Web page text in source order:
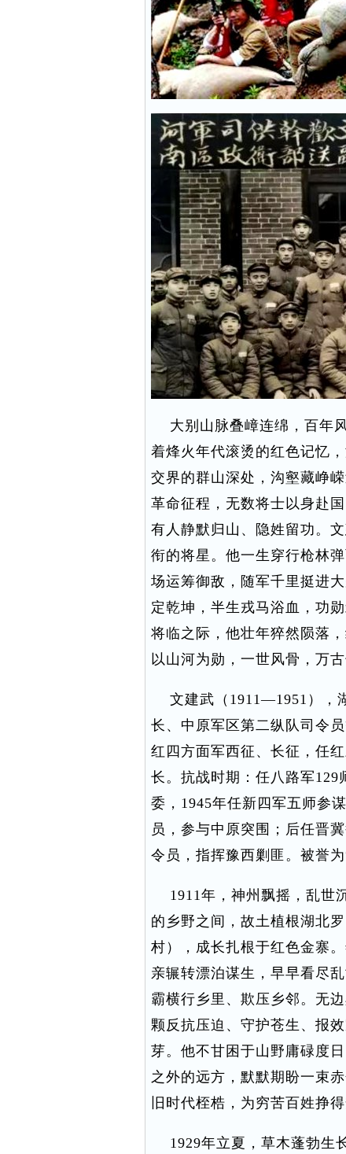
大别山脉叠嶂连绵，百年
着烽火年代滚烫的红色记忆
交界的群山深处，沟壑藏峥
革命征程，无数将士以身赴
有人静默归山、隐姓留功。
衔的将星。他一生穿行枪林
场运筹御敌，随军千里挺进
定乾坤，半生戎马浴血，功
将临之际，他壮年猝然陨落
以山河为勋，一世风骨，万古
文建武（1911—1951），
长、中原军区第二纵队司令
红四方面军西征、长征，任
长。抗战时期：任八路军
委，1945年任新四军五师参
员，参与中原突围；后任晋
令员，指挥豫西剿匪。被誉
1911年，神州飘摇，乱世
的乡野之间，故土植根湖北
村），成长扎根于红色金寨
亲辗转漂泊谋生，早早看尽
霸横行乡里、欺压乡邻。无
颗反抗压迫、守护苍生、报
芽。他不甘困于山野庸碌度
之外的远方，默默期盼一束
旧时代桎梏，为穷苦百姓挣
1929年立夏，草木蓬勃生